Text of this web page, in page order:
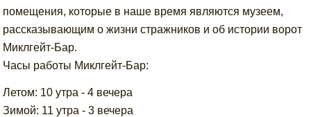
помещения, которые в наше время являются музеем,
рассказывающим о жизни стражников и об истории ворот
Миклгейт-Бар.
Часы работы Миклгейт-Бар:
Летом: 10 утра - 4 вечера
Зимой: 11 утра - 3 вечера